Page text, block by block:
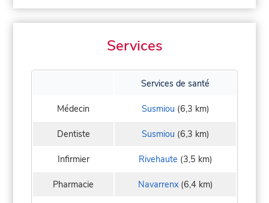
Services
Services de santé
Médecin Susmiou (6,3 km)
Dentiste Susmiou (6,3 km)
Infirmier Rivehaute (3,5 km)
Pharmacie Navarrenx(6,4 km)